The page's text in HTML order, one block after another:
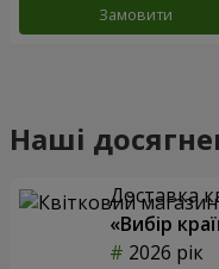
Замовити
Наші
Доставка
«Вибір
2026 рік